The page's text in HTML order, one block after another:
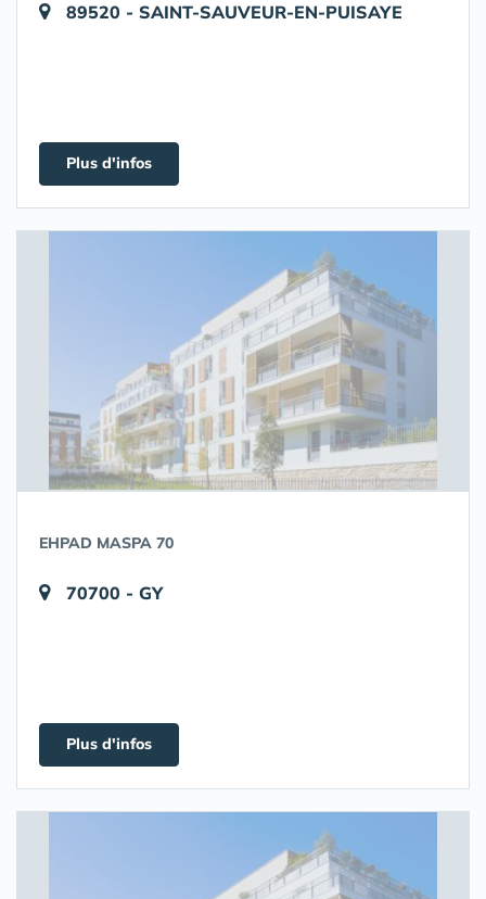
89520 - SAINT-SAUVEUR-EN-PUISAYE
Plus d'infos
EHPAD MASPA 70
70700 - GY
Plus d'infos